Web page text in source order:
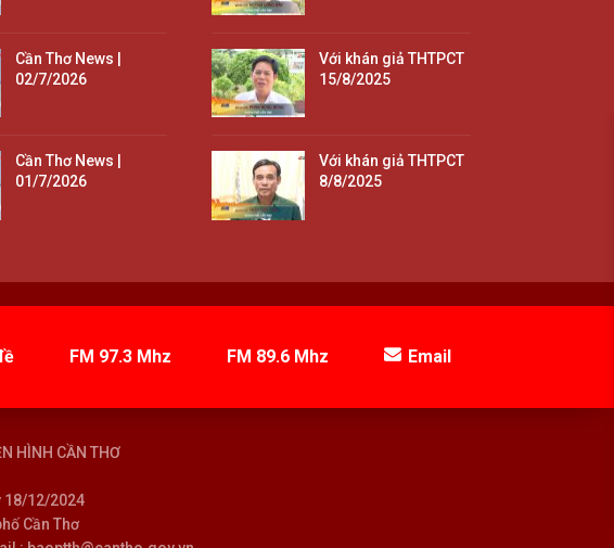
Cần Thơ News |
02/7/2026
Cần Thơ News |
01/7/2026
Với khán giả THTPCT
15/8/2025
Với khán giả THTPCT
8/8/2025
FM 97.3 Mhz FM 89.6 Mhz Email
HÌNH CẦN THƠ
18/12/2024
Cần Thơ